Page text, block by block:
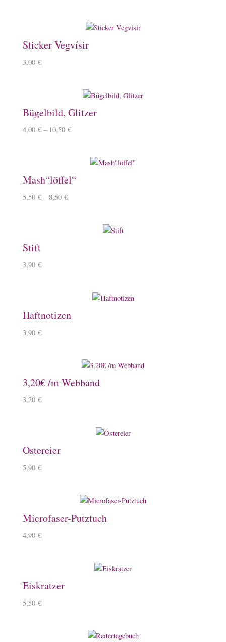
Sticker Vegvísir
3,00 €
Bügelbild, Glitzer
4,00 € – 10,50 €
Mash“löffel“
5,50 € – 8,50 €
Stift
3,90 €
Haftnotizen
3,90 €
3,20€ /m Webband
3,20 €
Ostereier
5,90 €
Microfaser-Putztuch
4,90 €
Eiskratzer
5,50 €